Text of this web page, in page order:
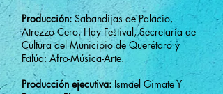
Producción: Sabandijas de Palacio,
Atrezzo Cero,Hay Festival, Secretaría de
Cultura del Municipio de Querétaro y
Falúa:Afro-Música-Arte.
Producción ejecutiva: Ismael Gimate Y